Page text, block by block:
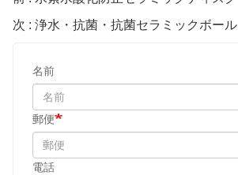
次 : 浄水・抗菌・抗菌セラミックボール
名前
郵便
電話